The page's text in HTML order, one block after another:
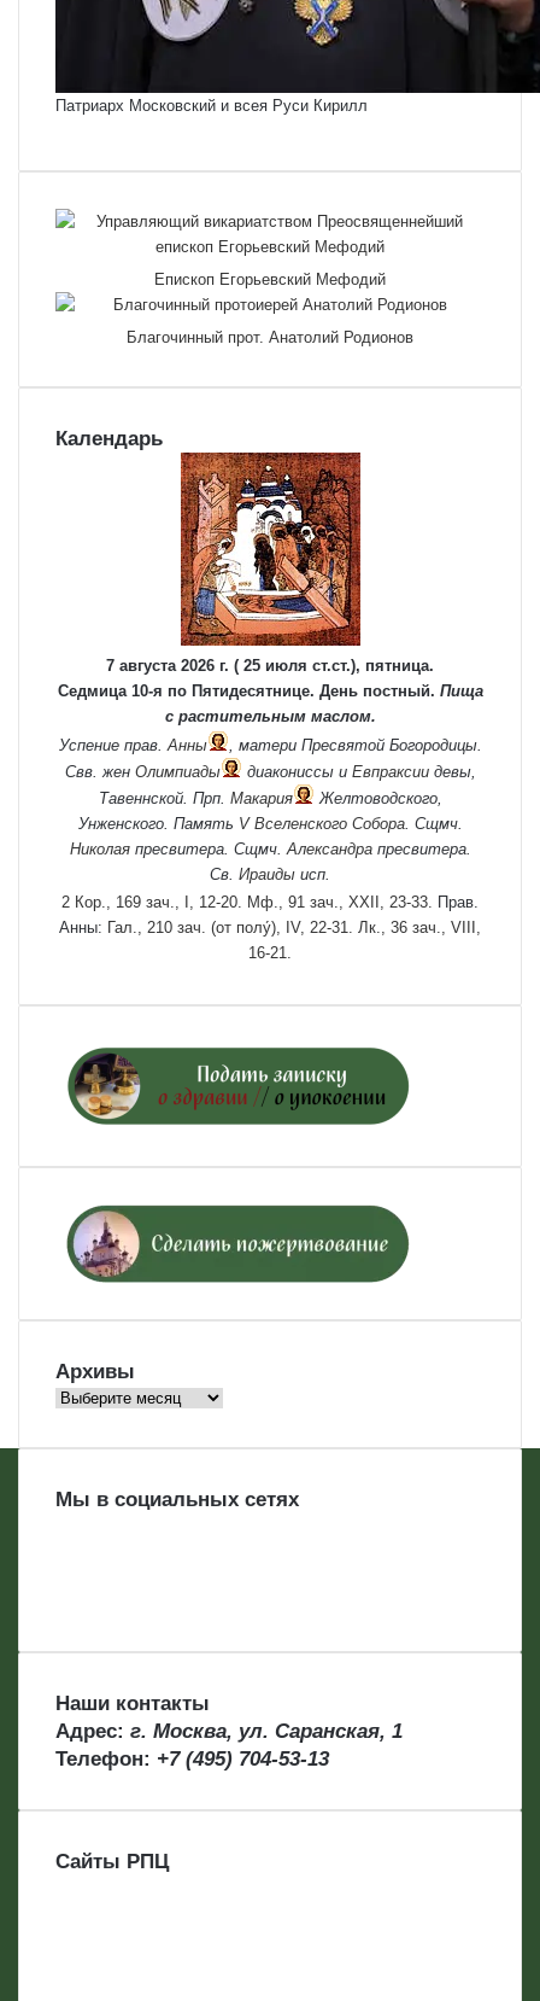
Патриарх Московский и всея Руси Кирилл
Епископ Егорьевский Мефодий
Благочинный прот. Анатолий Родионов
Календарь
7 августа 2026 г. ( 25 июля ст.ст.), пятница.
Седмица 10-я по Пятидесятнице. День постный. Пища
с растительным маслом.
Успение прав.Анны
, матери Пресвятой Богородицы.
Свв. жен Олимпиады диакониссы и Евпраксиидевы,
Тавеннской. Прп. Макария
Желтоводского,
Унженского. Память V Вселенского Собора. Сщмч.
Николаяпресвитера. Сщмч.Александрапресвитера.
Св. Ираиды исп.
2 Кор., 169 зач., I, 12-20. Мф., 91 зач., XXII, 23-33. Прав.
Анны: Гал., 210 зач. (от полу́), IV, 22-31. Лк., 36 зач., VIII,
16-21.
Архивы
Архивы
Мы в социальных сетях
Наши контакты
Адрес: г. Москва, ул. Саранская, 1
Телефон: +7 (495) 704-53-13
Сайты РПЦ